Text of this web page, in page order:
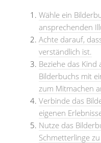
Wähle ein
ansprechenden
Achte darauf,
verständlich ist.
Beziehe das Kind
Bilderbuchs mit
zum Mitmachen
Verbinde das
eigenen
Nutze das
Schmetterlinge